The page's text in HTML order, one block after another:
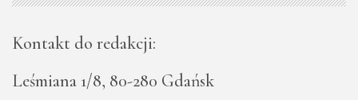
Kontakt do redakcji:
Leśmiana 1/8, 80-280 Gdańsk